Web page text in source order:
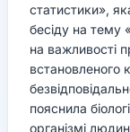
статистики»,
бесіду на тему
на важливості
встановленого
пояснила
організмі